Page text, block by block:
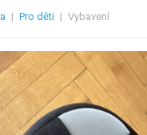
| Pro děti | Vybavení